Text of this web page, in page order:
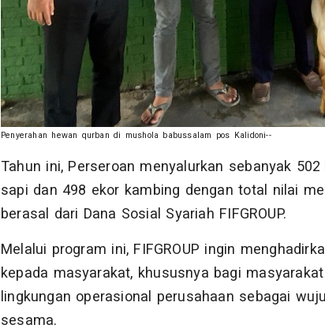
Penyerahan hewan qurban di mushola babussalam pos Kalidoni--
Tahun ini, Perseroan menyalurkan sebanyak
sapi dan 498 ekor kambing dengan total nilai
berasal dari Dana Sosial Syariah FIFGROUP.
Melalui program ini, FIFGROUP ingin
kepada masyarakat, khususnya bagi
lingkungan operasional perusahaan sebagai
sesama.